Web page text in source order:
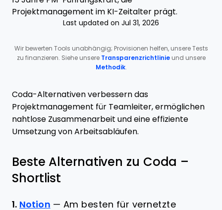
Projektmanagement im KI-Zeitalter prägt.
Last updated on Jul 31, 2026
Wir bewerten Tools unabhängig; Provisionen helfen, unsere Tests
zu finanzieren. Siehe unsere Transparenzrichtlinieund unsere
Methodik.
Coda-Alternativen verbessern das
Projektmanagement für Teamleiter, ermöglichen
nahtlose Zusammenarbeit und eine effiziente
Umsetzung von Arbeitsabläufen.
Beste Alternativen zu Coda –
Shortlist
1. Notion — Am besten für vernetzte